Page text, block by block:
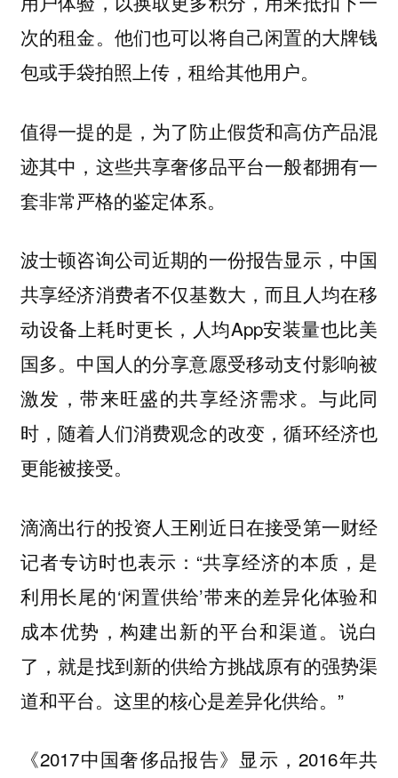
次的租金。他们也可以将自己闲置的大牌钱
包或手袋拍照上传，租给其他用户。
值得一提的是，为了防止假货和高仿产品混
迹其中，这些共享奢侈品平台一般都拥有一
套非常严格的鉴定体系。
波士顿咨询公司近期的一份报告显示，中国
共享经济消费者不仅基数大，而且人均在移
动设备上耗时更长，人均App安装量也比美
国多。中国人的分享意愿受移动支付影响被
激发，带来旺盛的共享经济需求。与此同
时，随着人们消费观念的改变，循环经济也
更能被接受。
滴滴出行的投资人王刚近日在接受第一财经
记者专访时也表示：“共享经济的本质，是
利用长尾的‘闲置供给’带来的差异化体验和
成本优势，构建出新的平台和渠道。说白
了，就是找到新的供给方挑战原有的强势渠
道和平台。这里的核心是差异化供给。”
《2017中国奢侈品报告》显示，2016年共